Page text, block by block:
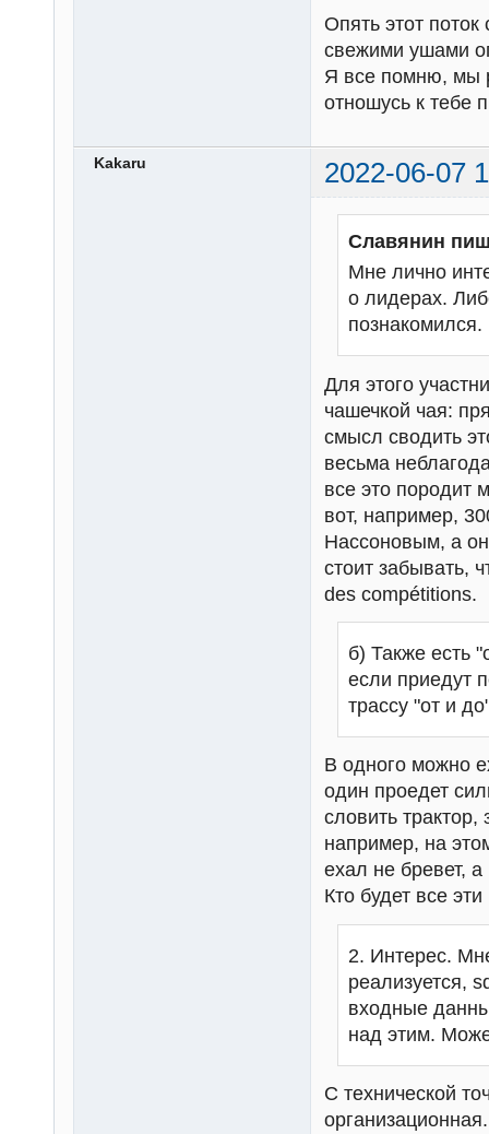
Опять этот
свежими ушами
Я все помню, мы
отношусь к тебе
Kakaru 2022-06-07
Славянин
Мне лично
о лидерах.
познакомился.
Для этого
чашечкой чая:
смысл сводить
весьма
все это породит
вот, например,
Нассоновым, а
стоит забывать,
des compétitions.
б) Также есть
если приедут
трассу "от и
В одного можно
один проедет
словить
например, на
ехал не бревет,
Кто будет все
2. Интерес.
реализуется,
входные
над этим.
С технической